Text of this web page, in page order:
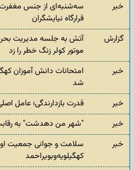
خبر
سه‌شنبه‌ای از جنس
قرارگاه نیایشگران
گزارش
آتش به جلسه مدیریت
موتور کولر زنگ خطر را زد
خبر
امتحانات دانش آموزان
شد
خبر
قدرت بازدارندگی؛ عامل
خبر
"شهر من دهدشت" به
خبر
سلامت و جوانی جمعیت
کهگیلویه‌وبویراحمد